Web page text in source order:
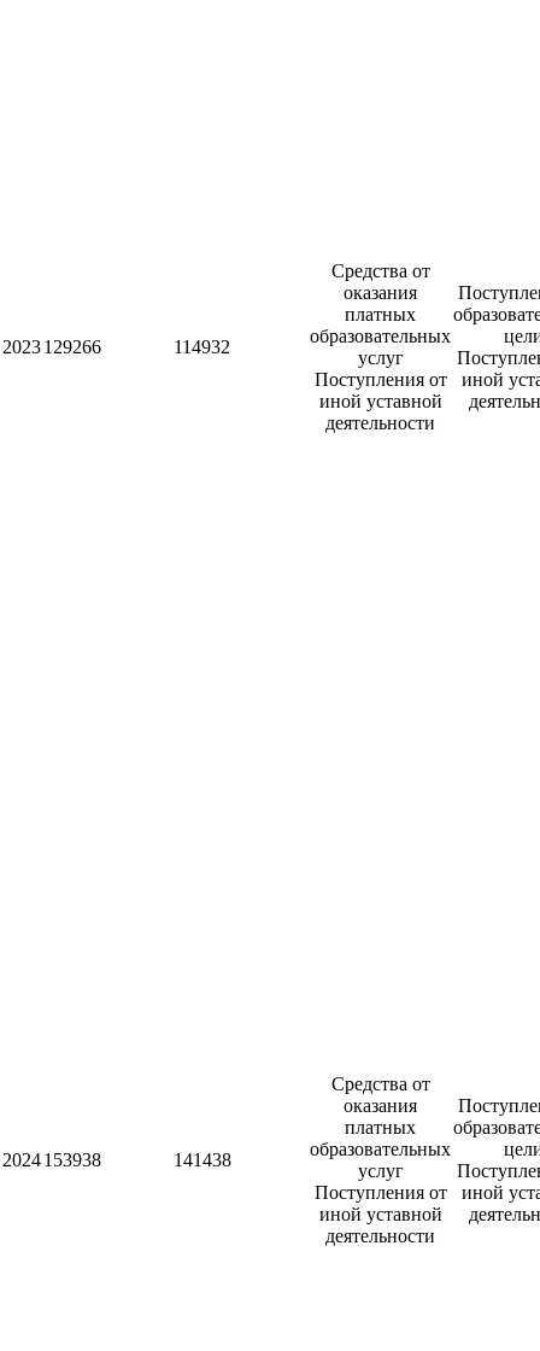
2023129266 114932
Средства от
оказания
платных
образовательных
услуг
Поступления от
иной уставной
деятельности
иной
2024153938 141438
Средства от
оказания
платных
образовательных
услуг
Поступления от
иной уставной
деятельности
иной